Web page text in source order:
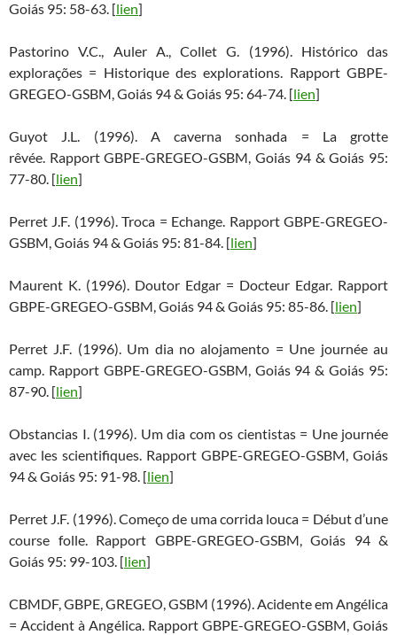
Goiás 95: 58-63. [lien]
Pastorino V.C., Auler A., Collet G. (1996). Histórico das
explorações = Historique des explorations. Rapport GBPE-
GREGEO-GSBM, Goiás 94 & Goiás 95: 64-74. [lien]
Guyot J.L. (1996). A caverna sonhada = La grotte
rêvée. Rapport GBPE-GREGEO-GSBM, Goiás 94 & Goiás 95:
77-80. [lien]
Perret J.F. (1996). Troca = Echange. Rapport GBPE-GREGEO-
GSBM, Goiás 94 & Goiás 95: 81-84. [lien]
Maurent K. (1996). Doutor Edgar = Docteur Edgar. Rapport
GBPE-GREGEO-GSBM, Goiás 94 & Goiás 95: 85-86. [lien]
Perret J.F. (1996). Um dia no alojamento = Une journée au
camp. Rapport GBPE-GREGEO-GSBM, Goiás 94 & Goiás 95:
87-90. [lien]
Obstancias I. (1996). Um dia com os cientistas = Une journée
avec les scientifiques. Rapport GBPE-GREGEO-GSBM, Goiás
94 & Goiás 95: 91-98. [lien]
Perret J.F. (1996). Começo de uma corrida louca = Début d’une
course folle. Rapport GBPE-GREGEO-GSBM, Goiás 94 &
Goiás 95: 99-103. [lien]
CBMDF, GBPE, GREGEO, GSBM (1996). Acidente em Angélica
= Accident à Angélica. Rapport GBPE-GREGEO-GSBM, Goiás